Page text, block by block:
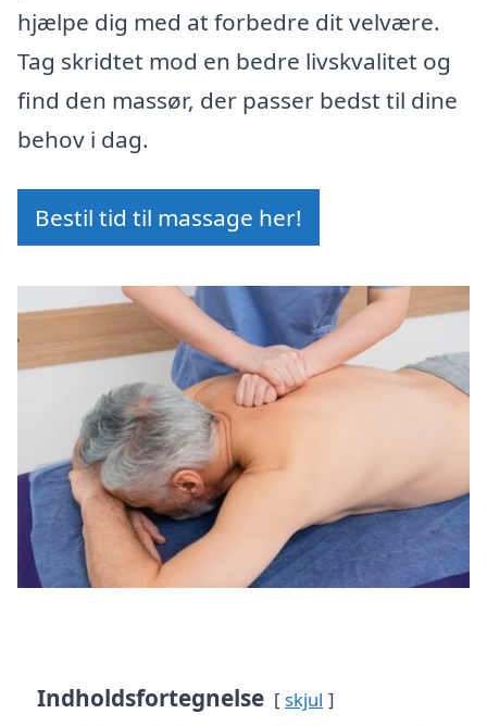
hjælpe dig med at forbedre dit velvære.
Tag skridtet mod en bedre livskvalitet og
find den massør, der passer bedst til dine
behov i dag.
Bestil tid til massage her!
Indholdsfortegnelse skjul